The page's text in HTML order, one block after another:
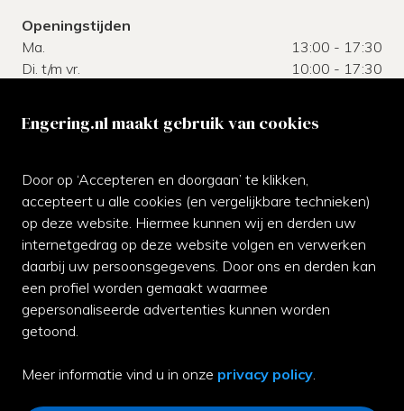
Openingstijden
Ma.
13:00 - 17:30
Di. t/m vr.
10:00 - 17:30
Klantenservice
Neem gerust contact met ons op of kom langs bij de
winkel.
070-3542811
Whatsapp ons
Facebook
Engering.nl maakt gebruik van cookies
Door op ‘Accepteren en doorgaan’ te klikken,
accepteert u alle cookies (en vergelijkbare technieken)
op deze website. Hiermee kunnen wij en derden uw
internetgedrag op deze website volgen en verwerken
daarbij uw persoonsgegevens. Door ons en derden kan
een profiel worden gemaakt waarmee
gepersonaliseerde advertenties kunnen worden
getoond.
Meer informatie vind u in onze privacy policy.